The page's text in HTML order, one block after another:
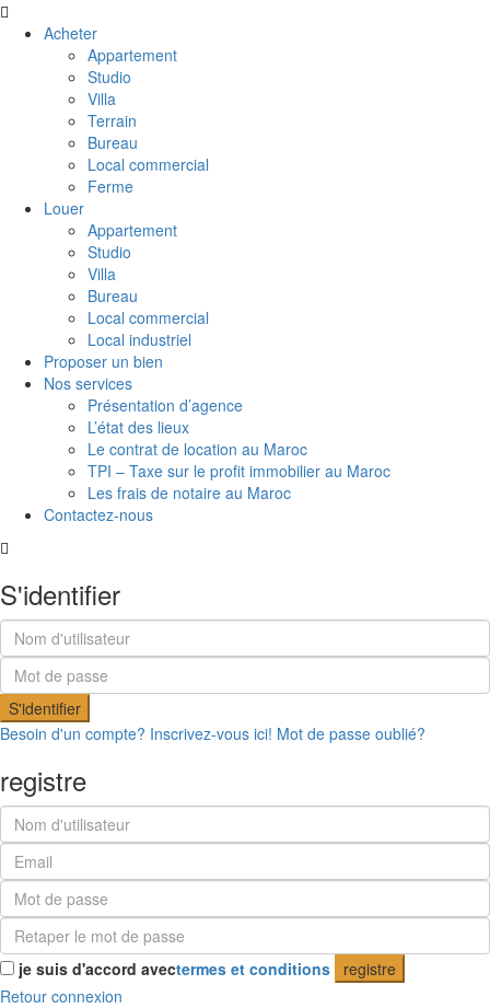
Acheter
Appartement
Studio
Villa
Terrain
Bureau
Local commercial
Ferme
Louer
Appartement
Studio
Villa
Bureau
Local commercial
Local industriel
Proposer un bien
Nos services
Présentation d’agence
L’état des lieux
Le contrat de location au Maroc
TPI – Taxe sur le profit immobilier au Maroc
Les frais de notaire au Maroc
Contactez-nous
S'identifier
S'identifier
Besoin d'un compte? Inscrivez-vous ici! Mot de passe oublié?
registre
je suis d'accord avectermes et conditions
registre
Retour connexion